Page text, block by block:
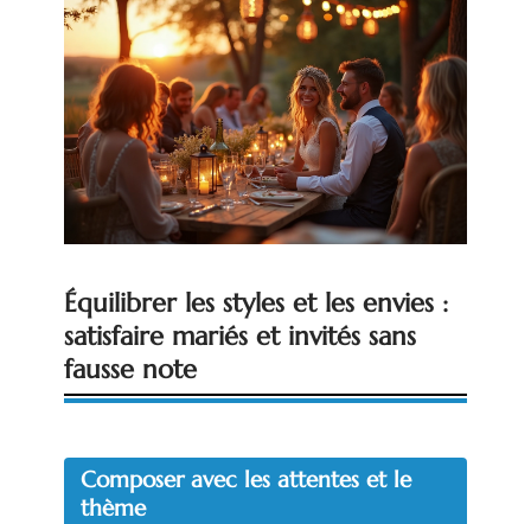
Équilibrer les styles et les envies :
satisfaire mariés et invités sans
fausse note
Composer avec les attentes et le
thème